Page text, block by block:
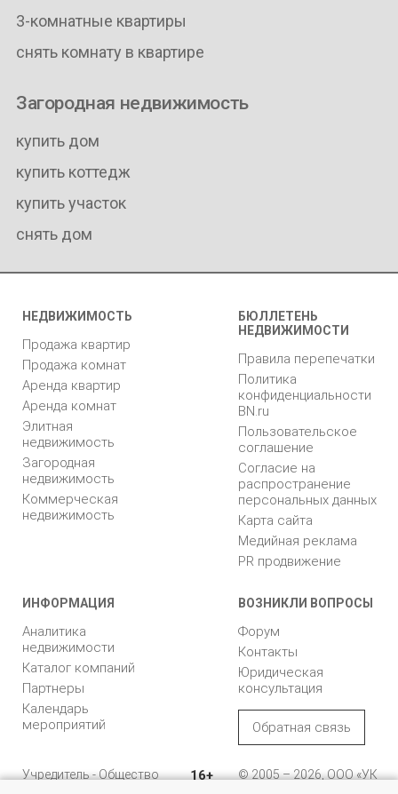
3-комнатные квартиры
снять комнату в квартире
Загородная недвижимость
купить дом
купить коттедж
купить участок
снять дом
НЕДВИЖИМОСТЬ
Продажа квартир
Продажа комнат
Аренда квартир
Аренда комнат
Элитная
недвижимость
Загородная
недвижимость
Коммерческая
недвижимость
БЮЛЛЕТЕНЬ
НЕДВИЖИМОСТИ
Правила перепечатки
Политика
конфиденциальности
BN.ru
Пользовательское
соглашение
Согласие на
распространение
персональных данных
Карта сайта
Медийная реклама
PR продвижение
ИНФОРМАЦИЯ
Аналитика
недвижимости
Каталог компаний
Партнеры
Календарь
мероприятий
ВОЗНИКЛИ ВОПРОСЫ
Форум
Контакты
Юридическая
консультация
Обратная связь
Учредитель - Общество
16+
© 2005 – 2026, ООО «УК